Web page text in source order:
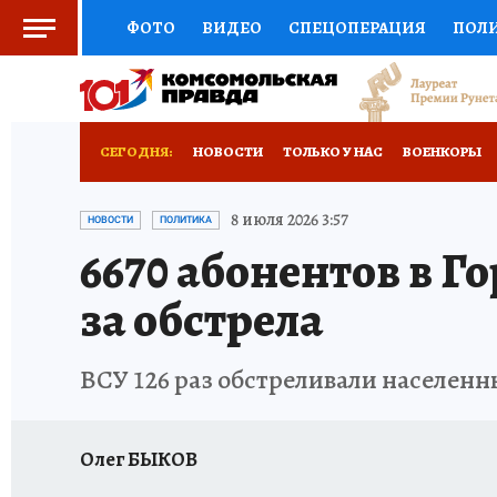
ФОТО ВИДЕО СПЕЦОПЕРАЦИЯ
СОЦПОДДЕРЖКА НАУКА СПОРТ
ПРЕСС-ЦЕНТР
РАДИО КП НОВОЕ
СЕГОДНЯ: НОВОСТИ ТОЛЬКО У НАС ВОЕНКОРЫ
РАЗРУШЕНИЕ КАХОВСКОЙ ГЭС
НОВОСТИ ПОЛИТИКА 8 июля 2026 3:57
6670 абонентов в
за обстрела
ВСУ 126 раз обстреливали
Олег БЫКОВ